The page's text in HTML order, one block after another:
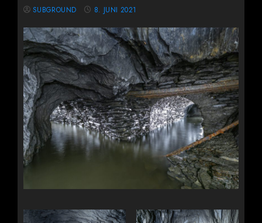
SUBGROUND 8. JUNI 2021